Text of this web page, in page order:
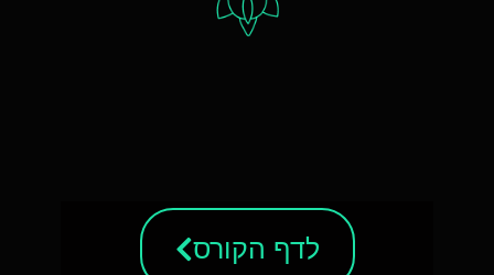
לדף הקורס